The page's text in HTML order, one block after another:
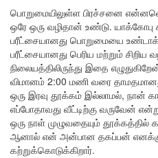
பொறுமையிலுள்ள பிரச்சனை
ஒரே ஒரு வழிதான் உண்டு. யாக்கோபு
பரீட்சையானது பொறுமையை
பரீட்சையானது பெரிய மற்றும் சிறிய
நிலையத்திலிருந்து இதை
விமானம் 2:00 மணி வரை
ஒரு இரவு தூக்கம் இல்லாமல், நான்
எப்போதாவது வீட்டிற்கு வருவேன்
ஒரு நாள் முழுவதையும் தூக்கத்தில்
ஆனால் என் அன்பான தகப்பன்
கற்றுக்கொடுக்கிறார்.